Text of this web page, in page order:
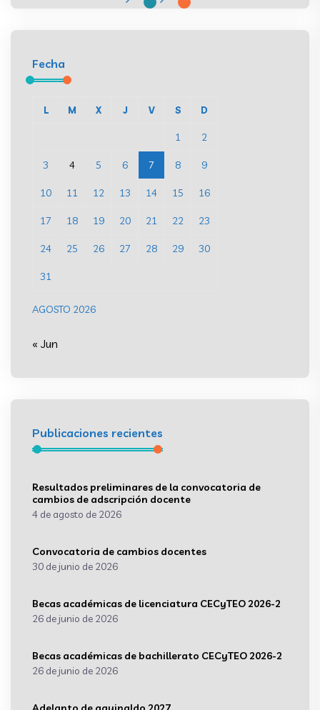
Fecha
AGOSTO 2026
L M X J V S D
1 2
3 4 5 6 7 8 9
10 11 12 13 14 15 16
17 18 19 20 21 22 23
24 25 26 27 28 29 30
31
« Jun
Publicaciones recientes
Resultados preliminares de la convocatoria de
cambios de adscripción docente
4 de agosto de 2026
Convocatoria de cambios docentes
30 de junio de 2026
Becas académicas de licenciatura CECyTEO 2026-2
26 de junio de 2026
Becas académicas de bachillerato CECyTEO 2026-2
26 de junio de 2026